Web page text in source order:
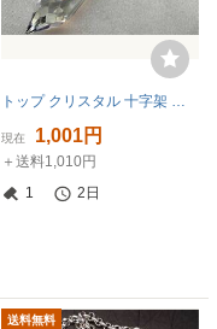
トップ クリスタル 十字架 クロス 中古
現在 1,001円
＋送料1,010円
1
2日
送料無料